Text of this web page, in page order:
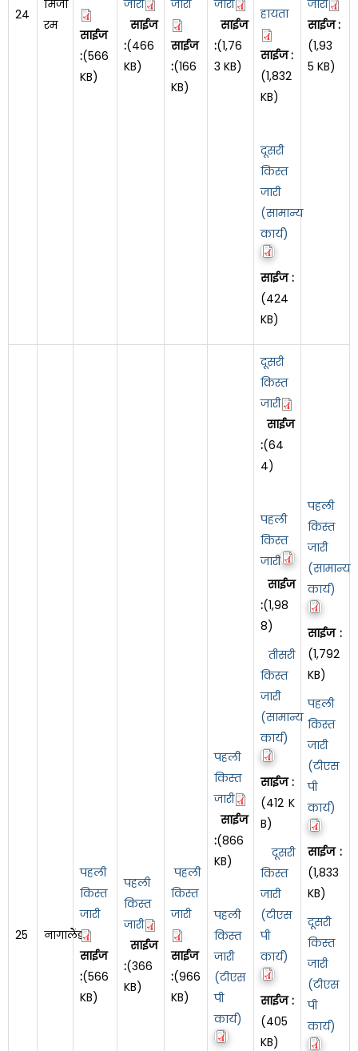
24
मिजो
रम
साईज
:(566
KB)
जारी
साईज
:(466
KB)
जारी
साईज
:(166
KB)
जारी
साईज
:(1,76
3 KB)
हायता
साईज :
(1,832
KB)
दूसरी
किस्त
जारी
(सामान्य
कार्य)
साईज :
(424
KB)
जारी
साईज :
(1,93
5 KB)
25 नागालैंड
पहली
किस्त
जारी
साईज
:(566
KB)
पहली
किस्त
जारी
साईज
:(366
KB)
पहली
किस्त
जारी
साईज
:(966
KB)
पहली
किस्त
जारी
साईज
:(866
KB)
पहली
किस्त
जारी
(टीएस
पी
कार्य)
दूसरी
किस्त
जारी
साईज
:(64
4)
पहली
किस्त
जारी
साईज
:(1,98
8)
तीसरी
किस्त
जारी
(सामान्य
कार्य)
साईज :
(412 K
B)
दूसरी
किस्त
जारी
(टीएस
पी
कार्य)
साईज :
(405
KB)
पहली
किस्त
जारी
(सामान्य
कार्य)
साईज :
(1,792
KB)
पहली
किस्त
जारी
(टीएस
पी
कार्य)
साईज :
(1,833
KB)
दूसरी
किस्त
जारी
(टीएस
पी
कार्य)